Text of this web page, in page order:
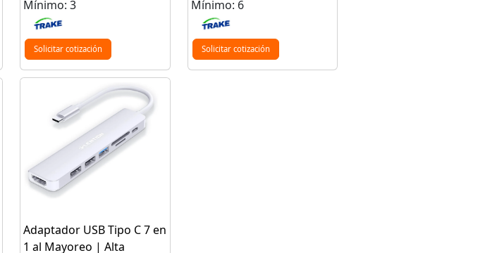
Mínimo: 3
Solicitar cotización
Mínimo: 6
Solicitar cotización
Adaptador USB Tipo C 7 en
1 al Mayoreo | Alta